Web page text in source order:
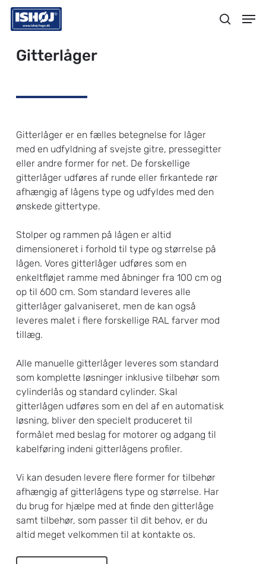
Skip
main
content
search
Gitterlåger
Gitterlåger er en fælles betegnelse for låger
med en udfyldning af svejste gitre, pressegitter
eller andre former for net. De forskellige
gitterlåger udføres af runde eller firkantede rør
afhængig af lågens type og udfyldes med den
ønskede gittertype.
Stolper og rammen på lågen er altid
dimensioneret i forhold til type og størrelse på
lågen. Vores gitterlåger udføres som en
enkeltfløjet ramme med åbninger fra 100 cm og
op til 600 cm. Som standard leveres alle
gitterlåger galvaniseret, men de kan også
leveres malet i flere forskellige RAL farver mod
tillæg.
Alle manuelle gitterlåger leveres som standard
som komplette løsninger inklusive tilbehør som
cylinderlås og standard cylinder. Skal
gitterlågen udføres som en del af en automatisk
løsning, bliver den specielt produceret til
formålet med beslag for motorer og adgang til
kabelføring indeni gitterlågens profiler.
Vi kan desuden levere flere former for tilbehør
afhængig af gitterlågens type og størrelse. Har
du brug for hjælpe med at finde den gitterlåge
samt tilbehør, som passer til dit behov, er du
altid meget velkommen til at kontakte os.